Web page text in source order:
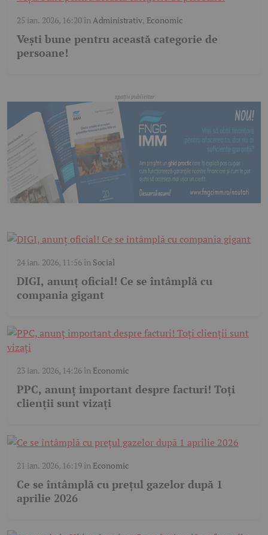
25 ian. 2026, 16:20înAdministrativ, Economic
Vești bune pentru această categorie de
persoane!
24 ian. 2026, 11:56în Social
DIGI, anunț oficial! Ce se întâmplă cu
compania gigant
23 ian. 2026, 14:26în Economic
PPC, anunț important despre facturi! Toți
clienții sunt vizați
21 ian. 2026, 16:19în Economic
Ce se întâmplă cu prețul gazelor după 1
aprilie 2026